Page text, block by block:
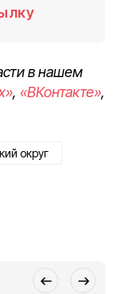
в нашем
, «ВКонтакте»,
округ